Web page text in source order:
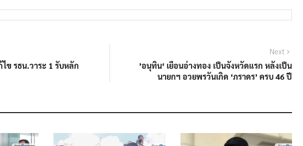
ไข รธน.วาระ 1 รับหลัก
Next
post:
’อนุทิน‘ เยือนอ่างทอง เป็นจังหวัดแรก หลังเป็น
นายกฯ อวยพรวันเกิด ‘ภราดร’ ครบ 46 ปี